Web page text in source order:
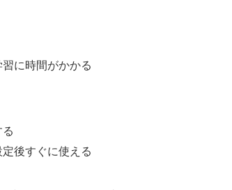
に時間がかかる
後すぐに使える